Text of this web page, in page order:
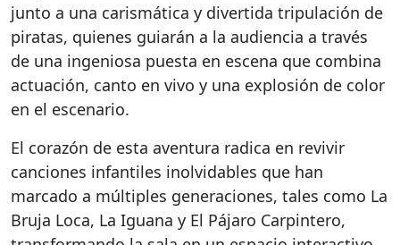
junto a una carismática y divertida tripulación de
piratas, quienes guiarán a la audiencia a través
de una ingeniosa puesta en escena que combina
actuación, canto en vivo y una explosión de color
en el escenario.
El corazón de esta aventura radica en revivir
canciones infantiles inolvidables que han
marcado a múltiples generaciones, tales como La
Bruja Loca, La Iguana y El Pájaro Carpintero,